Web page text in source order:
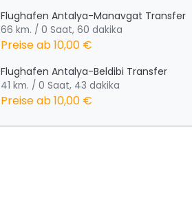
Flughafen Antalya-Manavgat Transfer
66 km. / 0 Saat, 60 dakika
Preise ab10,00 €
Flughafen Antalya-Beldibi Transfer
41 km. / 0 Saat, 43 dakika
Preise ab10,00 €